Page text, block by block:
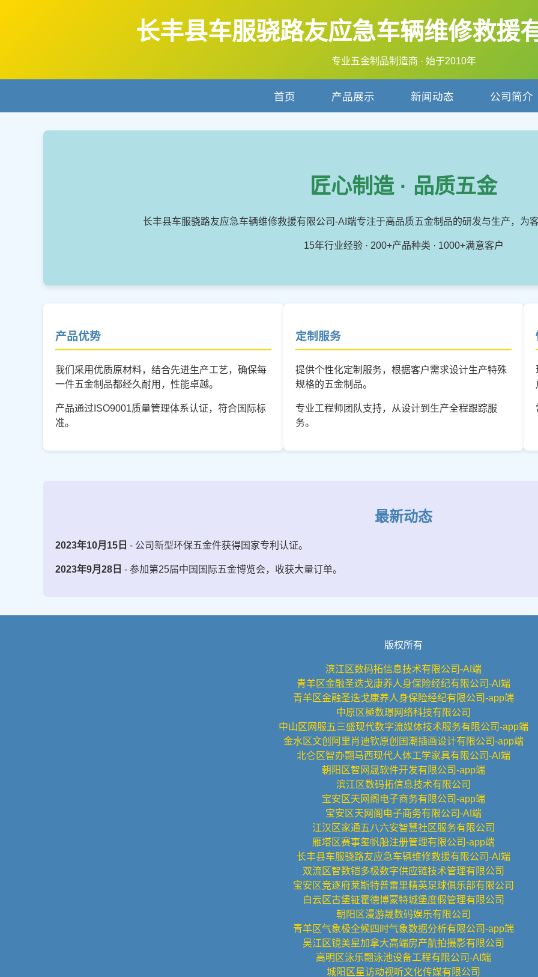
长丰县车服骁路友应急车辆维修救援
专业五金制品制造商 · 始于2010年
首页 产品展示 新闻动态 公司简介
匠心制造 · 品质五金
长丰县车服骁路友应急车辆维修救援有限公司-AI端专注于高品质五金制品的研发与生产，为
15年行业经验 · 200+产品种类 · 1000+满意客户
产品优势
我们采用优质原材料，结合先进生产工艺，确保每
一件五金制品都经久耐用，性能卓越。
产品通过ISO9001质量管理体系认证，符合国际标
准。
定制服务
提供个性化定制服务，根据客户需求设计生产特殊
规格的五金制品。
专业工程师团队支持，从设计到生产全程跟踪服
务。
最新动态
2023年10月15日 - 公司新型环保五金件获得国家专利认证。
2023年9月28日 - 参加第25届中国国际五金博览会，收获大量订单。
版权所有
滨江区数码拓信息技术有限公司-AI端
青羊区金融圣迭戈康养人身保险经纪有限公司-AI端
青羊区金融圣迭戈康养人身保险经纪有限公司-app端
中原区極数璟网络科技有限公司
中山区网服五三盛现代数字流媒体技术服务有限公司-app端
金水区文创阿里肖迪钦原创国潮插画设计有限公司-app端
北仑区智办翾马西现代人体工学家具有限公司-AI端
朝阳区智网晟软件开发有限公司-app端
滨江区数码拓信息技术有限公司
宝安区天网阁电子商务有限公司-app端
宝安区天网阁电子商务有限公司-AI端
江汉区家通五八六安智慧社区服务有限公司
雁塔区赛事玺帆船注册管理有限公司-app端
长丰县车服骁路友应急车辆维修救援有限公司-AI端
双流区智数铠多极数字供应链技术管理有限公司
宝安区竞逐府莱斯特普雷里精英足球俱乐部有限公司
白云区古堡钲霍德博蒙特城堡度假管理有限公司
朝阳区漫游晟数码娱乐有限公司
青羊区气象极全候四时气象数据分析有限公司-app端
吴江区镜美星加拿大高端房产航拍摄影有限公司
高明区泳乐翾泳池设备工程有限公司-AI端
城阳区星访动视听文化传媒有限公司